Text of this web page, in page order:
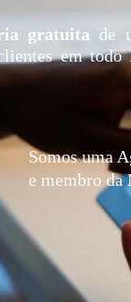
gratuita de
em
Somos uma
e membro da